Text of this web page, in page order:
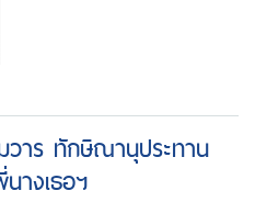
าร ทักษิณานุประทาน
างเธอฯ